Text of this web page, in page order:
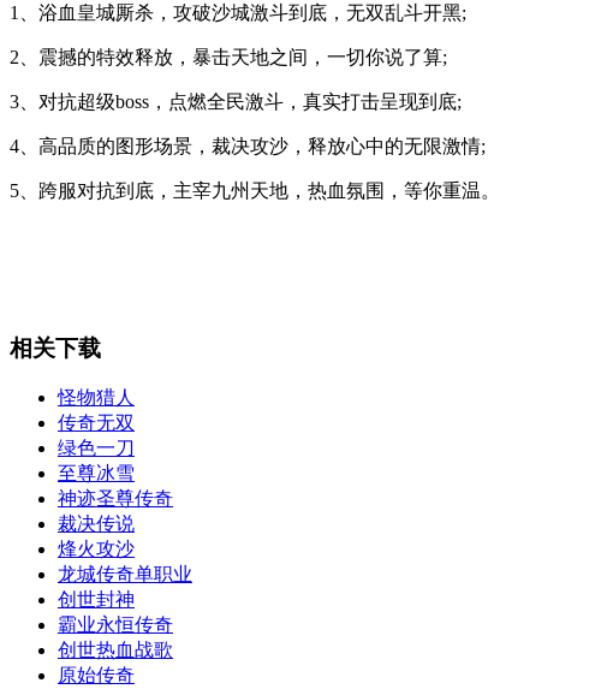
1、浴血皇城厮杀，攻破沙城激斗到底，无双乱斗开黑;
2、震撼的特效释放，暴击天地之间，一切你说了算;
3、对抗超级boss，点燃全民激斗，真实打击呈现到底;
4、高品质的图形场景，裁决攻沙，释放心中的无限激情;
5、跨服对抗到底，主宰九州天地，热血氛围，等你重温。
相关下载
怪物猎人
传奇无双
绿色一刀
至尊冰雪
神迹圣尊传奇
裁决传说
烽火攻沙
龙城传奇单职业
创世封神
霸业永恒传奇
创世热血战歌
原始传奇